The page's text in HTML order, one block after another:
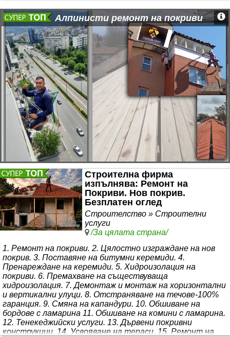
който се отнасяме към всеки клиент. Ако изберете нас,
ще сте спокойни, че сте попаднали на точните
майстори. ПЪЛНА ГАРАНЦИЯ ЗА КАЧЕСТВО. Ние
спазваме уговорените срокове
Алпинисти ремонт на покриви
Строителна фирма
изпълнява: Ремонт на
Покриви. Нов покрив.
Безплатен оглед
Строителство » Строителни
услуги
/За цялата страна/
1. Ремонт на покриви. 2. Цялостно изграждане на нов
покрив. 3. Поставяне на битумни керемиди. 4.
Пренареждане на керемиди. 5. Хидроизолация на
покриви. 6. Премахване на съществуваща
хидроизолация. 7. Демонтаж и монтаж на хоризонтални
и вертикални улуци. 8. Отстраняване на течове-100%
гаранция. 9. Смяна на капандури. 10. Обшиване на
бордове с ламарина 11. Обшиване на комини с ламарина.
12. Тенекеджийски услуги. 13. Дървени покривни
конструкции. 14. Усвояване на тераси. 15. Ремонт на